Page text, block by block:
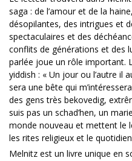
saga : de l’amour et de la
désopilantes, des intrigues et
spectaculaires et des
conflits de générations et des
parlée joue un rôle important.
yiddish : « Un jour ou l’autre il
sera une bête qui
des gens très bekovedig,
suis pas un schad’hen, un
monde nouveau et mettent le
les rites religieux et le
Melnitz est un livre unique en